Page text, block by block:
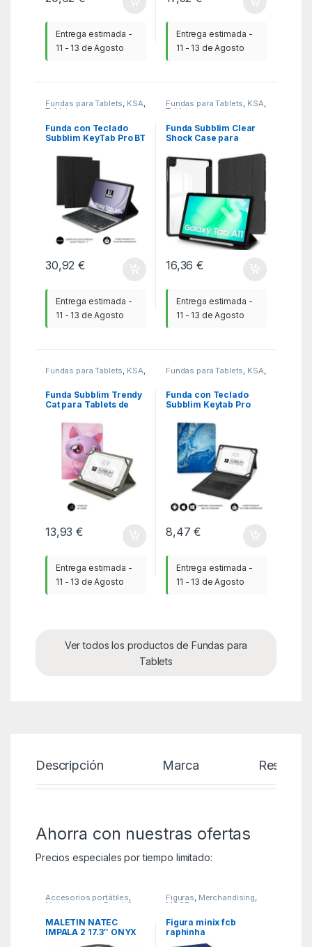
Entrega estimada -
11 - 13 de Agosto
Entrega estimada -
11 - 13 de Agosto
Fundas para Tablets, KSA,
Tablets
Funda con Teclado
Subblim KeyTab Pro BT
Galaxy A9+/ Negra
30,92€
Entrega estimada -
11 - 13 de Agosto
Fundas para Tablets, KSA,
Tablets
Funda Subblim Clear
Shock Case para
Negra
16,36€
Entrega estimada -
11 - 13 de Agosto
Fundas para Tablets KSA
Funda Subblim Trendy
Cat para Tablets de
13,93€
Entrega estimada -
11 - 13 de Agosto
Fundas para Tablets KSA
Funda con Teclado
Subblim Keytab Pro
de 9″-11″/ Marmol Azul
8,47€
Entrega estimada -
11 - 13 de Agosto
Ver todos los productos de Fundas para
Tablets
Descripción Marca Reseñas
Ahorra con nuestras ofertas
Precios especiales por tiempo limitado:
Accesorios portátiles,
Maletines para Portátiles
MALETIN NATEC
IMPALA 2 17.3″ ONYX
Figuras, Merchandising,
MGSR
Figura minix fcb
raphinha